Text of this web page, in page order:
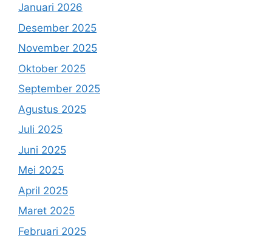
Januari 2026
Desember 2025
November 2025
Oktober 2025
September 2025
Agustus 2025
Juli 2025
Juni 2025
Mei 2025
April 2025
Maret 2025
Februari 2025